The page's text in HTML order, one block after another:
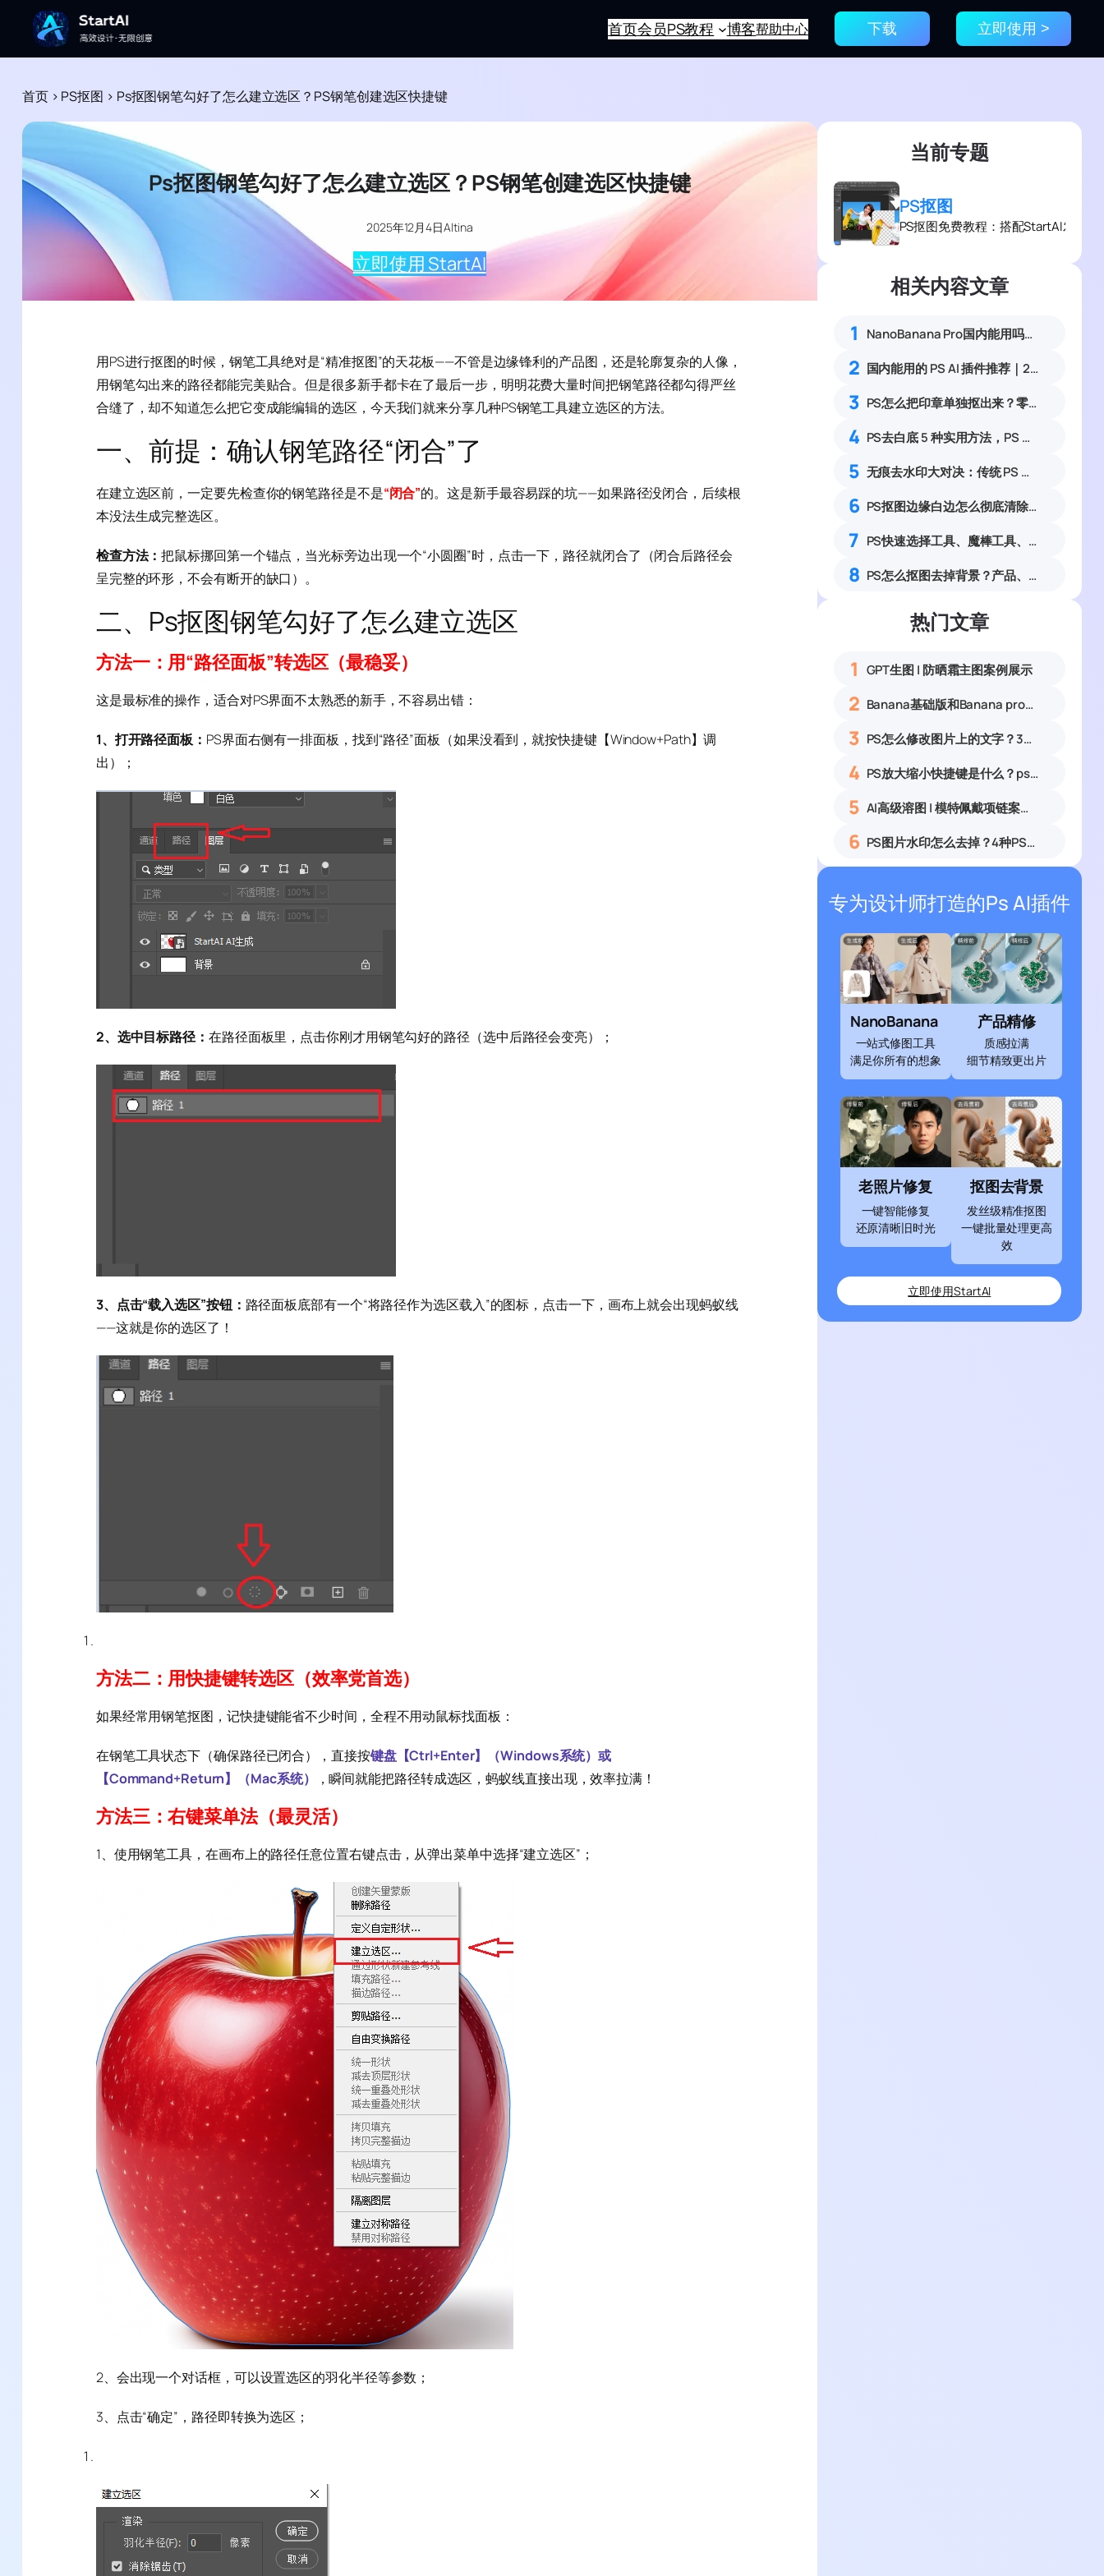
首页会员PS教程 博客帮助中心 下载 立即使用 >
首页 > PS抠图 > Ps抠图钢笔勾好了怎么建立选区？PS钢笔创建选区快捷键
Ps抠图钢笔勾好了怎么建立选区？PS钢笔创建选区快捷键
2025年12月4日Altina
立即使用 StartAI
用PS进行抠图的时候，钢笔工具绝对是“精准抠图”的天花板——不管是边缘锋利的产品图，还是轮廓复杂的人像，
用钢笔勾出来的路径都能完美贴合。但是很多新手都卡在了最后一步，明明花费大量时间把钢笔路径都勾得严丝
合缝了，却不知道怎么把它变成能编辑的选区，今天我们就来分享几种PS钢笔工具建立选区的方法。
一、前提：确认钢笔路径“闭合”了
在建立选区前，一定要先检查你的钢笔路径是不是“闭合”的。这是新手最容易踩的坑——如果路径没闭合，后续根
本没法生成完整选区。
检查方法：把鼠标挪回第一个锚点，当光标旁边出现一个“小圆圈”时，点击一下，路径就闭合了（闭合后路径会
呈完整的环形，不会有断开的缺口）。
二、Ps抠图钢笔勾好了怎么建立选区
方法一：用“路径面板”转选区（最稳妥）
这是最标准的操作，适合对PS界面不太熟悉的新手，不容易出错：
1、打开路径面板： PS界面右侧有一排面板，找到“路径”面板（如果没看到，就按快捷键【Window+Path】调
出）；
2、选中目标路径： 在路径面板里，点击你刚才用钢笔勾好的路径（选中后路径会变亮）；
3、点击“载入选区”按钮： 路径面板底部有一个“将路径作为选区载入”的图标，点击一下，画布上就会出现蚂蚁线
——这就是你的选区了！
方法二：用快捷键转选区（效率党首选）
如果经常用钢笔抠图，记快捷键能省不少时间，全程不用动鼠标找面板：
在钢笔工具状态下（确保路径已闭合），直接按键盘【Ctrl+Enter】（Windows系统）或
【Command+Return】（Mac系统）
，瞬间就能把路径转成选区，蚂蚁线直接出现，效率拉满！
方法三：右键菜单法（最灵活）
1、使用钢笔工具，在画布上的路径任意位置右键点击，从弹出菜单中选择“建立选区”；
2、会出现一个对话框，可以设置选区的羽化半径等参数；
3、点击“确定”，路径即转换为选区；
当前专题
PS抠图
PS抠图免费教程：搭配StartAI发丝
相关内容文章
1 NanoBanana Pro国内能用吗？Nano banana使用教程
2 国内能用的 PS AI 插件推荐｜2026 4款AI插件最新实测
3 PS怎么把印章单独抠出来？零基础提取印章去除背景实操教程
4 PS去白底 5 种实用方法，PS 如何快速把图片白底转为透明
5 无痕去水印大对决：传统 PS 技巧 vs. StartAI 一键消除，谁才是效率之王？
6 PS抠图边缘白边怎么彻底清除？零基础4种无痕去杂边方法
7 PS快速选择工具、魔棒工具、对象选择工具怎么用？选区工具完整实操教程
8 PS怎么抠图去掉背景？产品、人像复杂图片抠图实操
热门文章
1 GPT生图 | 防晒霜主图案例展示
2 Banana基础版和Banana pro区别对比丨具体案例应用+使用教程
3 PS怎么修改图片上的文字？3种无痕改字方法，新手也能搞定
4 PS放大缩小快捷键是什么？ps怎么把图片拉大拉小？
5 AI高级溶图 | 模特佩戴项链案例展示
6 PS图片水印怎么去掉？4种PS去水印方法教程无痕去除各类图片水印
专为设计师打造的Ps AI插件
NanoBanana
一站式修图工具
满足你所有的想象
产品精修
质感拉满
细节精致更出片
老照片修复
一键智能修复
还原清晰旧时光
抠图去背景
发丝级精准抠图
一键批量处理更高
效
立即使用StartAI